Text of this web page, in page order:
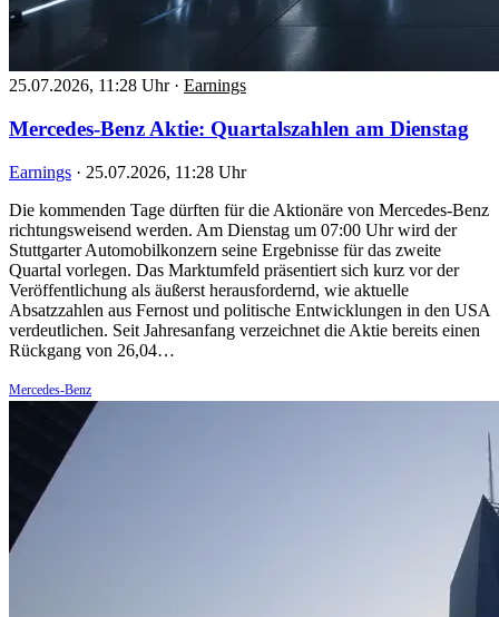
25.07.2026, 11:28 Uhr · Earnings
Mercedes-Benz Aktie: Quartalszahlen am Dienstag
Earnings · 25.07.2026, 11:28 Uhr
Die kommenden Tage dürften für die Aktionäre von Mercedes-Benz
richtungsweisend werden. Am Dienstag um 07:00 Uhr wird der
Stuttgarter Automobilkonzern seine Ergebnisse für das zweite
Quartal vorlegen. Das Marktumfeld präsentiert sich kurz vor der
Veröffentlichung als äußerst herausfordernd, wie aktuelle
Absatzzahlen aus Fernost und politische Entwicklungen in den USA
verdeutlichen. Seit Jahresanfang verzeichnet die Aktie bereits einen
Rückgang von 26,04…
Mercedes-Benz